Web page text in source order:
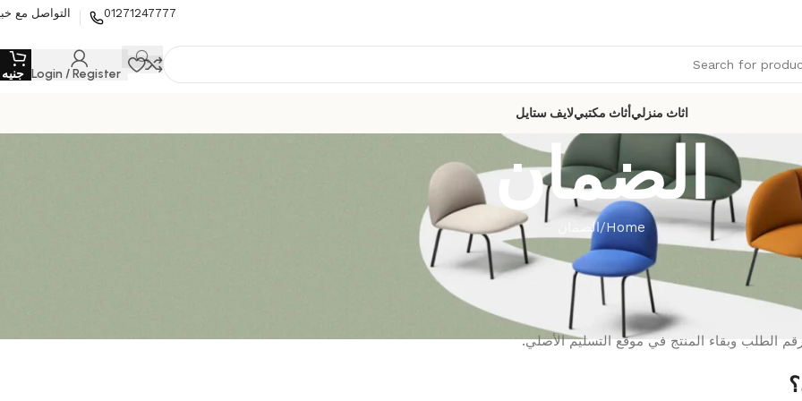
01271247777 التواصل مع
Login / Register جنيه
اثاث منزلي أثاث مكتبيلايف ستايل
الضمان
Home الضمان
الطلب وبقاء المنتج في موقع التسليم الأصلي.